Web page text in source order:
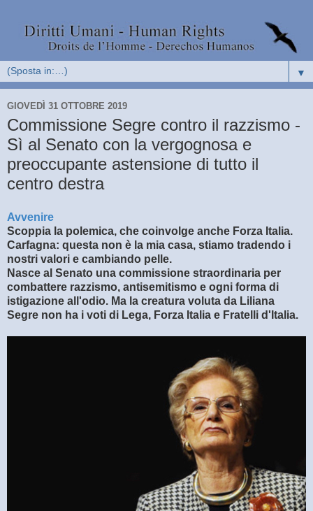
▼
GIOVEDÌ 31 OTTOBRE 2019
Commissione Segre contro il razzismo -
Sì al Senato con la vergognosa e
preoccupante astensione di tutto il
centro destra
Avvenire
Scoppia la polemica, che coinvolge anche Forza Italia.
Carfagna: questa non è la mia casa, stiamo tradendo i
nostri valori e cambiando pelle.
Nasce al Senato una commissione straordinaria per
combattere razzismo, antisemitismo e ogni forma di
istigazione all'odio. Ma la creatura voluta da Liliana
Segre non ha i voti di Lega, Forza Italia e Fratelli d'Italia.